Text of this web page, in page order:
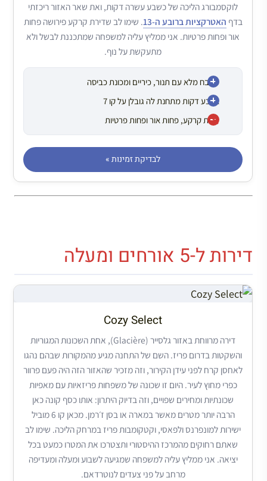
מטבח מלא עם תנור, כיריים ומכונת כביסה
ארבע דקות מתחנת לה גובלן על קו 7
דירת קרקע, פחות אור ופחות פרטיות
לוקסמבורג הליכה של כשבע עשרה דקות, ואת שאר האזור ריכזתי
בדף האטרקציות ברובע ה-13
. שימו לב שדירת קרקע פירושה פחות
אור ופחות פרטיות. אני ממליץ עליה למשפחה שמתכננת לבשל ולא
מתעקשת על נוף.
לבדיקת זמינות »
דירות ל-5 אורחים ומעלה
Cozy Select
דירה מרווחת באזור גלסייר (Glacière), אחת השכונות המגוריות
והשקטות בדרום פריז. השם של התחנה מגיע מהמקורות שבהם נהגו
לאחסן קרח לפני עידן הקירור, וזה מזכיר שהאזור הזה היה פעם פרוור
כפרי מחוץ לעיר. היום זו שכונה של משפחות פריזאיות עם מאפיות
שכונתיות ומחירים שפויים, וזה בדיוק היתרון: אותו כסף קונה כאן
הרבה יותר מטרים מאשר במארה או בסן ז׳רמן. מכאן קו 6 מוביל
ישירות למונפרנס ולפאסי, וקטקומבות פריז במרחק הליכה. שימו לב
שאתם רחוקים מהמרכז ההיסטורי ותצטרכו את המטרו כמעט בכל
יציאה. אני ממליץ עליה למשפחה שמגיעה לשבוע ומעלה ומעדיפה
מרחב על פני צעדים לנוטרדאם.